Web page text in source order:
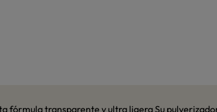
fórmula transparente y ultra ligera Su